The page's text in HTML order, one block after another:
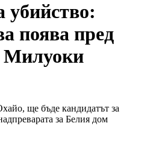
убийство:
поява пред
Милуоки
ще бъде кандидатът за
за Белия дом